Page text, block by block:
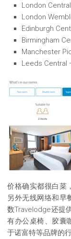
London
London
Edinburgh
Birmingham
Manchester
Leeds Central
价格确实都很白菜
另外无线网络和早
数Travelodge还提
有办公桌椅、胶囊
于诺富特等品牌的